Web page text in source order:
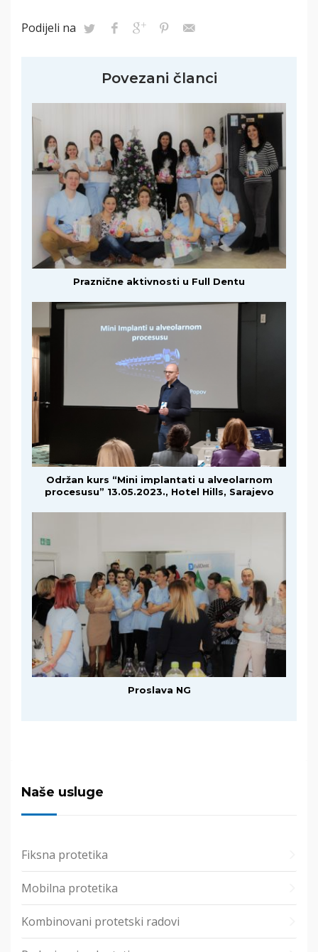
Podijeli na
Povezani članci
Praznične aktivnosti u Full Dentu
Održan kurs “Mini implantati u alveolarnom
procesusu” 13.05.2023., Hotel Hills, Sarajevo
Proslava NG
Naše usluge
Fiksna protetika
Mobilna protetika
Kombinovani protetski radovi